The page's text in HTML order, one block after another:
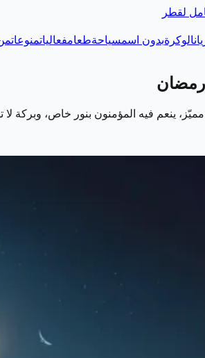
لقطر
الوكرةبدون اسمسياحةطعامفعالياتمنوعات
رمضان
ينعم فيه المؤمنون بنور خاص، وبركة لا